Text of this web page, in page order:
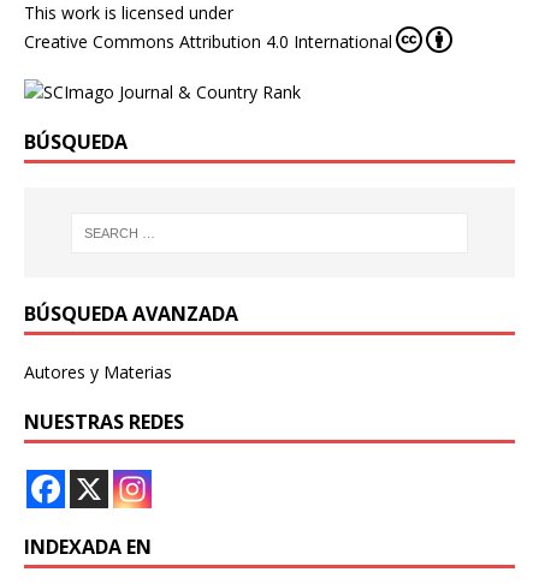
This work is licensed under
Creative Commons Attribution 4.0 International
BÚSQUEDA
BÚSQUEDA AVANZADA
Autores y Materias
NUESTRAS REDES
INDEXADA EN